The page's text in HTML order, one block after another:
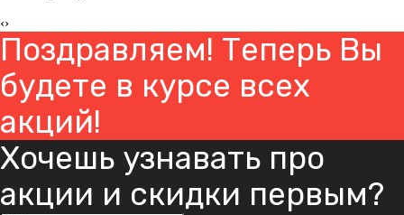
‹›
Поздравляем! Теперь Вы
будете в курсе всех
акций!
Хочешь узнавать про
акции и скидки первым?